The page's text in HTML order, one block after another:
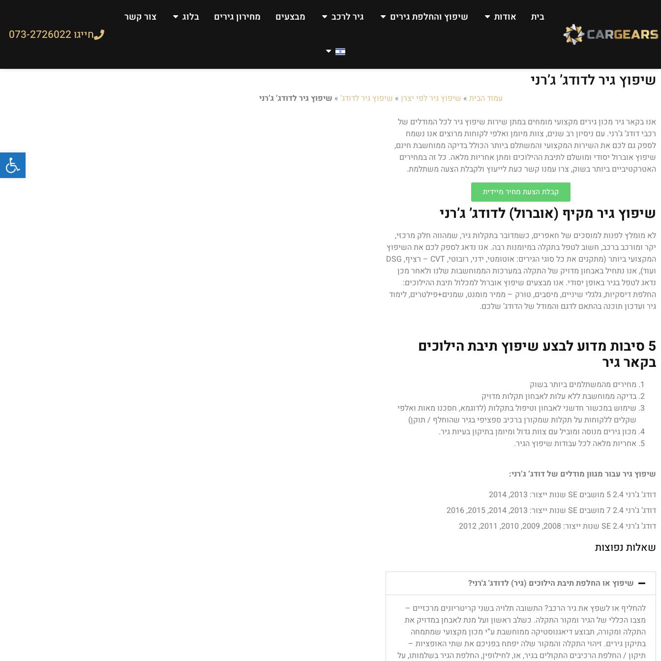
בית אודות שיפוץ והחלפת גירים גיר לרכב מבצעים מחירון גירים בלוג צור קשר
חייגו 073-2726022
שיפוץ גיר לדודג’ ג’רני
עמוד הבית » שיפוץ גיר לפי יצרן » שיפוץ גיר לדודג’ » שיפוץ גיר לדודג’ ג’רני
אנו בקאר גיר מכון גירים מקצועי מומחים במתן שירות שיפוץ גיר לכל המודלים של
רכבי דודג’ ג’רני. עם ניסיון רב שנים, צוות מיומן ואלפי לקוחות מרוצים אנו נשמח
לספק גם לכם את השירות המקצועי והמשתלם ביותר הכולל בדיקה ממוחשבת חינם,
שיפוץ אוברול יסודי ומושלם לתיבת ההילוכים ומתן אחריות מלאה. כל זה במחירים
האטרקטיביים ביותר בשוק, צרו עמנו קשר כעת לייעוץ ולקבלת הצעה משתלמת.
קבלת הצעת מחיר מיידית
שיפוץ גיר מקיף (אוברול) לדודג’ ג’רני
לא מומלץ לפנות למוסכים של חאפרים, כשמדובר בתקלות גיר, שמהווה חלק מרכזי,
יקר ומורכב ברכב, חשוב לטפל בתקלה במיומנות רבה. אנו נדאג לספק לכם את השיפוץ
המקצועי ביותר (מתקנים את כל סוגי הגירים: אוטומטי, ידני, רובוטי, CVT – רציף, DSG
ועוד), אנו נתחיל באבחון מדויק של התקלה במערכות הממוחשבות שלנו ולאחר מכן
נדאג לטפל בגיר באופן יסודי. אנו מבצעים שיפוץ אוברול למכלול תיבת ההילוכים:
החלפת דיסקיות, גלגלי שיניים, מיסבים, טורק – ממיר מומנט, שמנים+פילטרים, לימוד
גיר ועדכון תוכנה בהתאם לדגם והמודל של הדודג’ שלכם.
5 סיבות מדוע לבצע שיפוץ תיבת הילוכים
בקאר גיר
מחירים מהמשתלמים ביותר בשוק
בדיקה ממוחשבת ללא עלות לאבחון תקלות מדויק
שימוש במכשור חדשני לאבחון וטיפול בתקלות (לדוגמא, חסכנו מאות ואלפי
שקלים ללקוחות על תקלות שמקורן ברכיב ספציפי בגיר שהוחלף / תוקן)
מכון גירים מנוסה ומוביל עם צוות גדול ומיומן בתיקון בעיות גיר.
אחריות מלאה לכל עבודות שיפוץ הגיר.
שיפוץ גיר עבור מגוון מודלים של דודג’ ג’רני:
דודג’ ג’רני 2.4 5 מושבים SE שנות ייצור: 2013, 2014
דודג’ ג’רני 2.4 7 מושבים SE שנות ייצור: 2013, 2014, 2015, 2016
דודג’ ג’רני 2.4 SE שנות ייצור: 2008, 2009, 2010, 2011, 2012
שאלות נפוצות
שיפוץ או החלפת תיבת הילוכים (גיר) לדודג' ג'רני?
להחליף או לשפץ את גיר הרכב? התשובה תלויה בשני קריטריונים מרכזיים –
מצבו הכללי של הגיר ומקור התקלה. כשלב ראשון ועל מנת לאבחן במדויק את
התקלה ומקורה, תבוצע דיאגנוסטיקה ממוחשבת ע”י מכון מקצועי שמתמחה
בתיקון גירים. זיהוי התקלה והמקור שלה יפתח בפניכם את שתי האופציות –
תיקון / החלפת הרכיבים התקולים בגיר, או, לחילופין, החלפת הגיר בשלמותו, על